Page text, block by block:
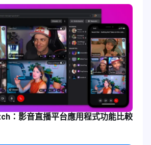
：影音直播平台應用程式功能比較